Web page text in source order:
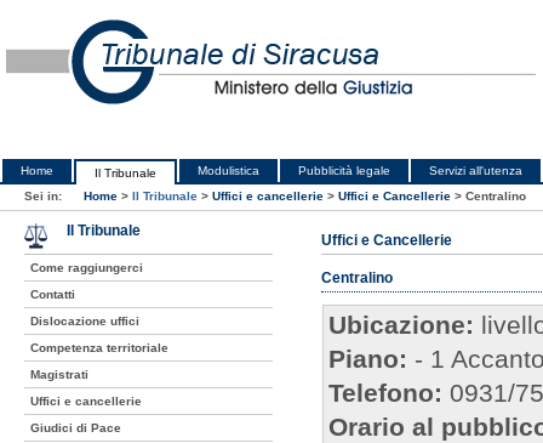
Home Il Tribunale Modulistica Pubblicità legale
Servizi all'utenza
Sei in:
Home > Il Tribunale > Uffici e cancellerie > Uffici e Cancellerie > Centralino
Uffici e Cancellerie
Centralino
Ubicazione:
Piano: - 1
Telefono:0931/
Orario al
Il Tribunale
Come raggiungerci
Contatti
Dislocazione uffici
Competenza territoriale
Magistrati
Uffici e cancellerie
Giudici di Pace